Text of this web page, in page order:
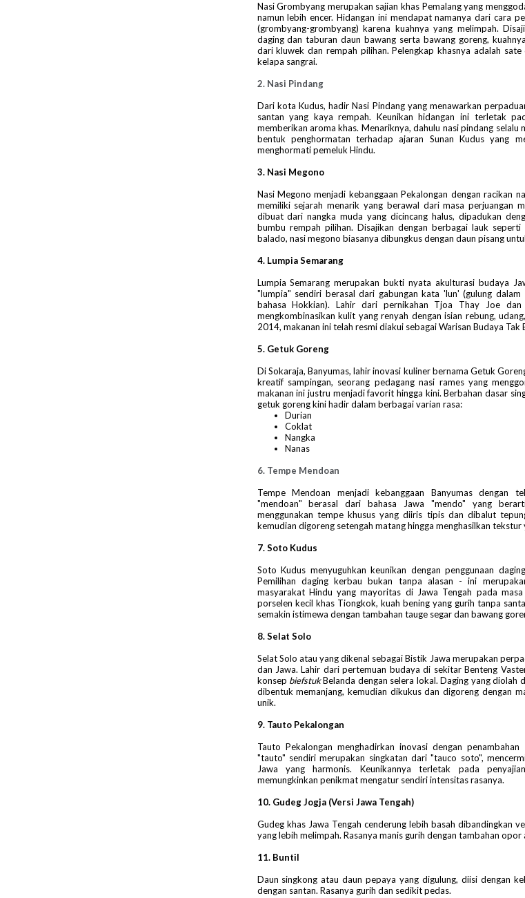
Nasi Grombyang merupakan sajian khas Pemalang yang
namun lebih encer. Hidangan ini mendapat namanya dari cara
(grombyang-grombyang) karena kuahnya yang melimpah.
daging dan taburan daun bawang serta bawang goreng,
dari kluwek dan rempah pilihan. Pelengkap khasnya adalah
kelapa sangrai.
2. Nasi Pindang
Dari kota Kudus, hadir Nasi Pindang yang menawarkan
santan yang kaya rempah. Keunikan hidangan ini terletak
memberikan aroma khas. Menariknya, dahulu nasi pindang selalu
bentuk penghormatan terhadap ajaran Sunan Kudus yang
menghormati pemeluk Hindu.
3. Nasi Megono
Nasi Megono menjadi kebanggaan Pekalongan dengan racikan
memiliki sejarah menarik yang berawal dari masa perjuangan
dibuat dari nangka muda yang dicincang halus, dipadukan
bumbu rempah pilihan. Disajikan dengan berbagai lauk
balado, nasi megono biasanya dibungkus dengan daun pisang
4. Lumpia Semarang
Lumpia Semarang merupakan bukti nyata akulturasi budaya
"lumpia" sendiri berasal dari gabungan kata 'lun' (gulung
bahasa Hokkian). Lahir dari pernikahan Tjoa Thay Joe
mengkombinasikan kulit yang renyah dengan isian rebung,
2014, makanan ini telah resmi diakui sebagai Warisan Budaya Tak
5. Getuk Goreng
Di Sokaraja, Banyumas, lahir inovasi kuliner bernama Getuk
kreatif sampingan, seorang pedagang nasi rames yang
makanan ini justru menjadi favorit hingga kini. Berbahan dasar
getuk goreng kini hadir dalam berbagai varian rasa:
Durian
Coklat
Nangka
Nanas
6. Tempe Mendoan
Tempe Mendoan menjadi kebanggaan Banyumas dengan
"mendoan" berasal dari bahasa Jawa "mendo" yang
menggunakan tempe khusus yang diiris tipis dan dibalut
kemudian digoreng setengah matang hingga menghasilkan tekstur
7. Soto Kudus
Soto Kudus menyuguhkan keunikan dengan penggunaan
Pemilihan daging kerbau bukan tanpa alasan - ini
masyarakat Hindu yang mayoritas di Jawa Tengah pada
porselen kecil khas Tiongkok, kuah bening yang gurih tanpa
semakin istimewa dengan tambahan tauge segar dan bawang
8. Selat Solo
Selat Solo atau yang dikenal sebagai Bistik Jawa merupakan
dan Jawa. Lahir dari pertemuan budaya di sekitar Benteng
konsep biefstukBelanda dengan selera lokal. Daging yang diolah
dibentuk memanjang, kemudian dikukus dan digoreng dengan
unik.
9. Tauto Pekalongan
Tauto Pekalongan menghadirkan inovasi dengan
"tauto" sendiri merupakan singkatan dari "tauco soto",
Jawa yang harmonis. Keunikannya terletak pada
memungkinkan penikmat mengatur sendiri intensitas rasanya.
10. Gudeg Jogja (Versi Jawa Tengah)
Gudeg khas Jawa Tengah cenderung lebih basah dibandingkan
yang lebih melimpah. Rasanya manis gurih dengan tambahan
11. Buntil
Daun singkong atau daun pepaya yang digulung, diisi dengan
dengan santan. Rasanya gurih dan sedikit pedas.